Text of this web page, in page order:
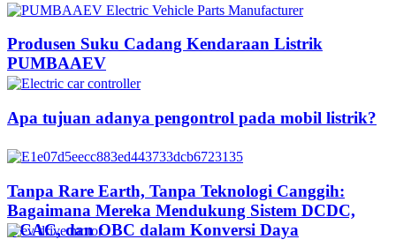
Produsen Suku Cadang Kendaraan Listrik
PUMBAAEV
Apa tujuan adanya pengontrol pada mobil listrik?
Tanpa Rare Earth, Tanpa Teknologi Canggih:
Bagaimana Mereka Mendukung Sistem DCDC,
DCAC, dan OBC dalam Konversi Daya